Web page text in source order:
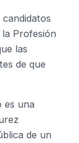
Profesión
las
de que
es una
de un